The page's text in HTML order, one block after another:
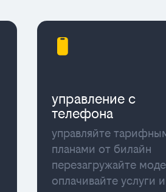
управление с
телефона
управляйте
планами от билайн
перезагружайте
оплачивайте услуги и